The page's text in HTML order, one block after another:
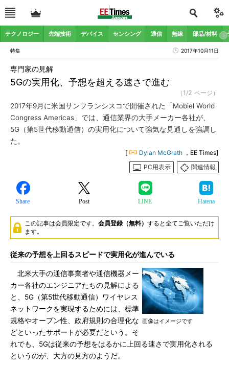
テクノロジー 先端技術 デバイス センシング 通信 無線 部品/材料
特集 2017年10月11日
5Gの実用化、予想を超える速さで進む
専門家の見解
（1/2 ページ）
2017年9月に米国サンフランシスコで開催された「Mobiel World
Congress Americas」では、通信業界の大手メーカー各社が、
5G（第5世代移動通信）の実用化について強気な見通しを強調し
た。
[ Dylan McGrath ，EE Times]
PC用表示
関連情報
Share Post LINE Hatena
この記事は会員限定です。 会員登録（無料） すると全てご覧いただけ
ます。
従来の予想を上回るスピードで実用化が進んでいる
画像はイメージです
北米大手の通信事業者や通信機器メー
カー各社のエンジニアたちの見解による
と、5G（第5世代移動通信）ワイヤレス
ネットワークを実現するためには、標準
規格やオープン性、政府規則の合理化な
どといったサポートが必要だという。そ
れでも、5Gは従来の予想をはるかに上回る速さで実用化される
というのが、大方の見方のようだ。